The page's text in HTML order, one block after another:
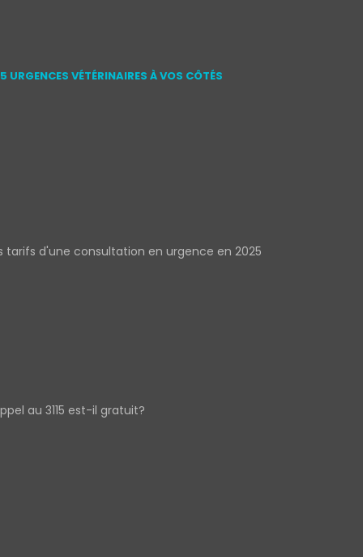
URGENCES VÉTÉRINAIRES À VOS CÔTÉS
tarifs d'une consultation en urgence en 2025
au 3115 est-il gratuit?